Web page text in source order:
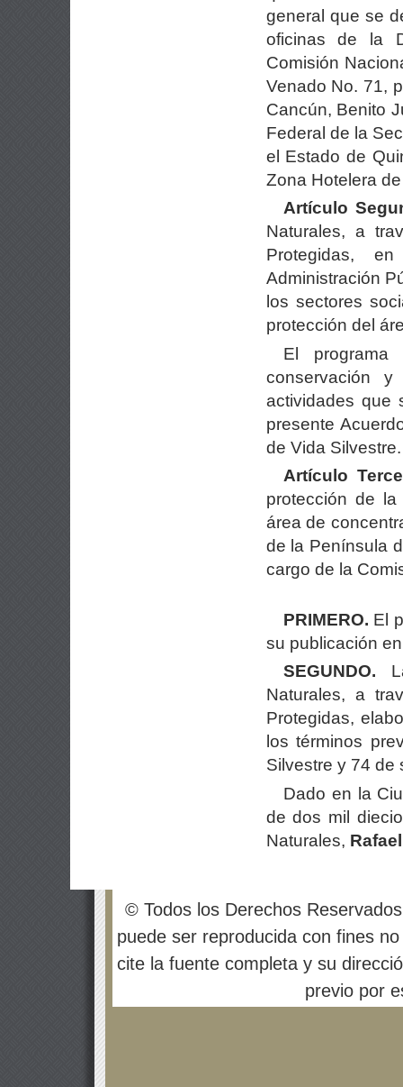
general que se
oficinas de la
Comisión
Venado No. 71,
Cancún, Benito
Federal de la
el Estado de
Zona Hotelera
Artículo
Naturales, a
Protegidas,
Administración
los sectores
protección del
El programa
conservación
actividades que
presente
de Vida Silvestre.
Artículo
protección de
área de
de la Península
cargo de la
PRIMERO. El
su publicación
SEGUNDO.
Naturales, a
Protegidas,
los términos
Silvestre y 74 de
Dado en la
de dos mil
Naturales,
© Todos los Derechos
puede ser reproducida con fines
cite la fuente completa y su
previo por